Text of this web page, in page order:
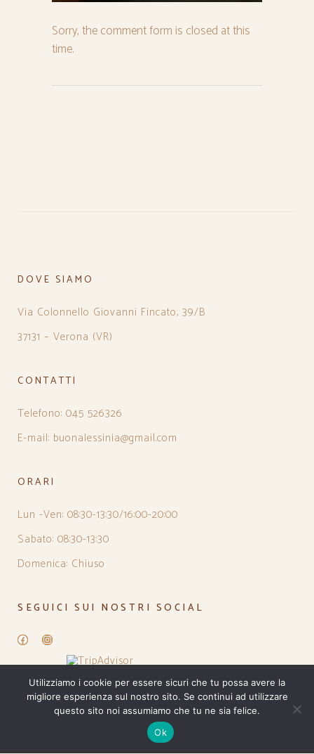
Sorry, the comment form is closed at this
time.
DOVE SIAMO
Via Colonnello Giovanni Fincato, 39/B
37131 – Verona (VR)
CONTATTI
Telefono: 045 526326
E-mail: buonalessinia@gmail.com
ORARI
Lun -Ven: 08:30-13:30/16:00-20:00
Sabato: 08:30-13:30
Domenica: Chiuso
SEGUICI SUI NOSTRI SOCIAL
FacebookInstagram
Utilizziamo i cookie per essere sicuri che tu possa avere la
migliore esperienza sul nostro sito. Se continui ad utilizzare
questo sito noi assumiamo che tu ne sia felice.
Ok